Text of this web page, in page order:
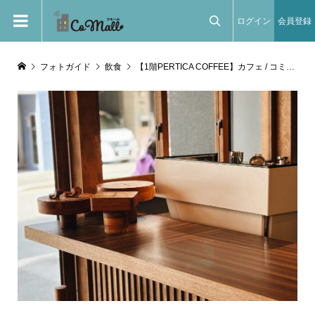
ログイン 会員登録
フォトガイド 飲食 【1階PERTICA COFFEE】カフェ / コミュニティバー(2024年4月リニューアルオープン予定）地域の人々との交流窓口となるカフェでありながら、コミュニティメンバーにとっては止まり木のような場所